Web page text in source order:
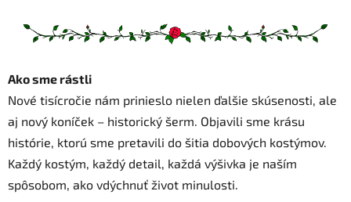
Ako sme rástli
Nové tisícročie nám prinieslo nielen ďalšie skúsenosti, ale
aj nový koníček – historický šerm. Objavili sme krásu
histórie, ktorú sme pretavili do šitia dobových kostýmov.
Každý kostým, každý detail, každá výšivka je naším
spôsobom, ako vdýchnuť život minulosti.